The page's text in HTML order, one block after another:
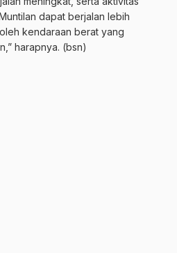
dapat berjalan lebih
kendaraan berat yang
harapnya. (bsn)